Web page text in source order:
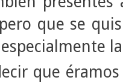
que se
que